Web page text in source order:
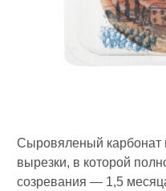
Сыровяленый карбонат
вырезки, в которой
созревания — 1,5